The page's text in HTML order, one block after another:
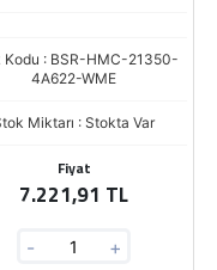
Kodu : BSR-HMC-21350-
4A622-WME
Miktarı : Stokta Var
Fiyat
7.221,91 TL
- +